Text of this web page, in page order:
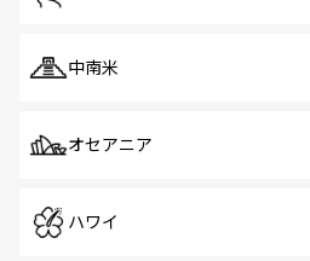
中南米
オセアニア
ハワイ